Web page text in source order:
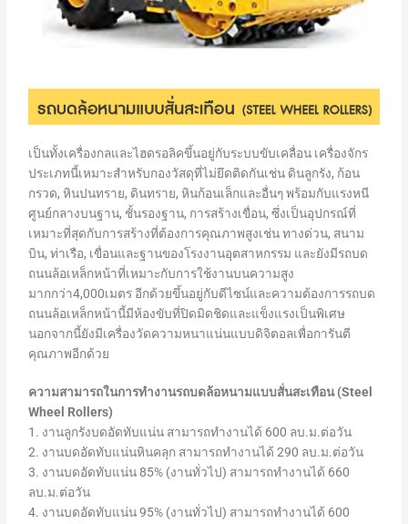
เป็นทั้งเครื่องกลและไฮดรอลิคขึ้นอยู่กับระบบขับเคลื่อน เครื่องจักร
ประเภทนี้เหมาะสำหรับกองวัสดุที่ไม่ยึดติดกันเช่น ดินลูกรัง, ก้อน
กรวด, หินปนทราย, ดินทราย, หินก้อนเล็กและอื่นๆ พร้อมกับแรงหนี
ศูนย์กลางบนฐาน, ชั้นรองฐาน, การสร้างเขื่อน, ซึ่งเป็นอุปกรณ์ที่
เหมาะที่สุดกับการสร้างที่ต้องการคุณภาพสูงเช่น ทางด่วน, สนาม
บิน, ท่าเรือ, เขื่อนและฐานของโรงงานอุตสาหกรรม และยังมีรถบด
ถนนล้อเหล็กหน้าที่เหมาะกับการใช้งานบนความสูง
มากกว่า4,000เมตร อีกด้วยขึ้นอยู่กับดีไซน์และความต้องการรถบด
ถนนล้อเหล็กหน้านี้มีห้องขับที่ปิดมิดชิดและแข็งแรงเป็นพิเศษ
นอกจากนี้ยังมีเครื่องวัดความหนาแน่นแบบดิจิตอลเพื่อการันตี
คุณภาพอีกด้วย
ความสามารถในการทำงานรถบดล้อหนามแบบสั่นสะเทือน (Steel
Wheel Rollers)
1. งานลูกรังบดอัดทับแน่น สามารถทำงานได้ 600 ลบ.ม.ต่อวัน
2. งานบดอัดทับแน่นหินคลุก สามารถทำงานได้ 290 ลบ.ม.ต่อวัน
3. งานบดอัดทับแน่น 85% (งานทั่วไป) สามารถทำงานได้ 660
ลบ.ม.ต่อวัน
4. งานบดอัดทับแน่น 95% (งานทั่วไป) สามารถทำงานได้ 600